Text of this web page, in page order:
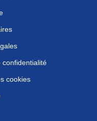
confidentialité
cookies